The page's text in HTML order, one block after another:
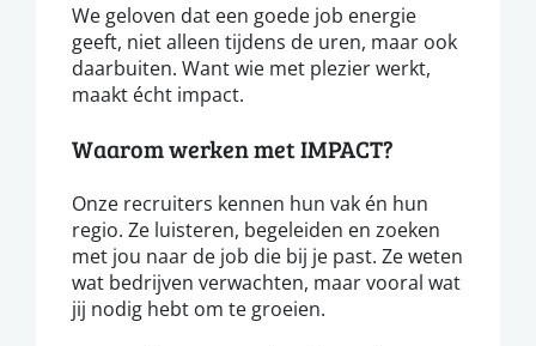
We geloven dat een goede job energie
geeft, niet alleen tijdens de uren, maar ook
daarbuiten. Want wie met plezier werkt,
maakt écht impact.
Waarom werken met IMPACT?
Onze recruiters kennen hun vak én hun
regio. Ze luisteren, begeleiden en zoeken
met jou naar de job die bij je past. Ze weten
wat bedrijven verwachten, maar vooral wat
jij nodig hebt om te groeien.